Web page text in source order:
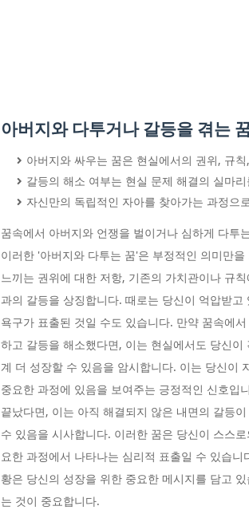
아버지와 다투거나 갈등을 겪는
아버지와 싸우는 꿈은 현실에서의 권위, 규
갈등의 해소 여부는 현실 문제 해결의 실마
자신만의 독립적인 자아를 찾아가는 과정으
꿈속에서 아버지와 언쟁을 벌이거나 심하게 다투
이러한 '아버지와 다투는 꿈'은 부정적인 의미만
느끼는 권위에 대한 저항, 기존의 가치관이나 규
과의 갈등을 상징합니다. 때로는 당신이 억압받
욕구가 표출된 것일 수도 있습니다. 만약 꿈속에
하고 갈등을 해소했다면, 이는 현실에서도 당신
계 더 성장할 수 있음을 암시합니다. 이는 당신이
중요한 과정에 있음을 보여주는 긍정적인 신호입
끝났다면, 이는 아직 해결되지 않은 내면의 갈등
수 있음을 시사합니다. 이러한 꿈은 당신이 스스
요한 과정에서 나타나는 심리적 표출일 수 있습
황은 당신의 성장을 위한 중요한 메시지를 담고
는 것이 중요합니다.